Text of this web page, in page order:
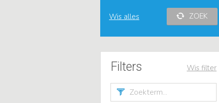
Wis alles ZOEK
Wis filter
Filters